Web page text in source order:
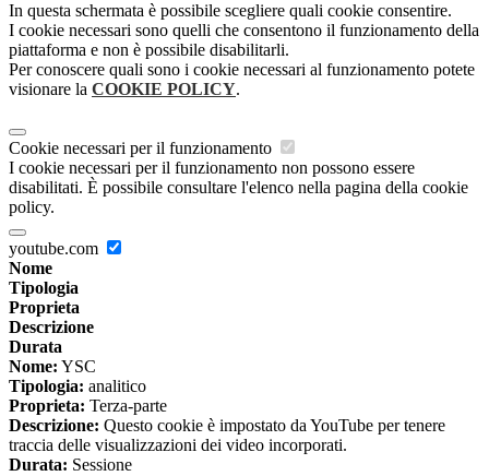
In questa schermata è possibile scegliere quali cookie consentire.
I cookie necessari sono quelli che consentono il funzionamento della
piattaforma e non è possibile disabilitarli.
Per conoscere quali sono i cookie necessari al funzionamento potete
visionare la COOKIE POLICY.
Cookie necessari per il funzionamento
I cookie necessari per il funzionamento non possono essere
disabilitati. È possibile consultare l'elenco nella pagina della cookie
policy.
youtube.com
Nome
Tipologia
Proprieta
Descrizione
Durata
Nome: YSC
Tipologia: analitico
Proprieta: Terza-parte
Descrizione: Questo cookie è impostato da YouTube per tenere
traccia delle visualizzazioni dei video incorporati.
Durata: Sessione